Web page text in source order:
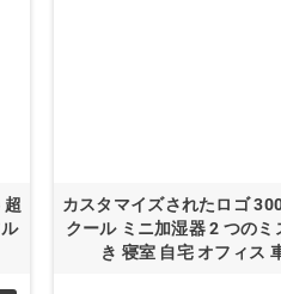
超
カスタマイズされたロゴ
クール ミニ加湿器 2 つのミ
き 寝室 自宅 オフィス